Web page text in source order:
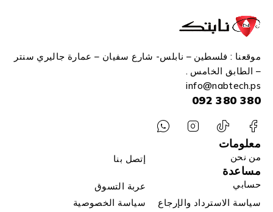
موقعنا : فلسطين – نابلس- شارع سفيان – عمارة جاليري سنتر
– الطابق الخامس .
info@nabtech.ps
380 380 092
معلومات
من نحن إتصل بنا
مساعدة
حسابي
عربة التسوق
سياسة الاسترداد والإرجاع
سياسة الخصوصية